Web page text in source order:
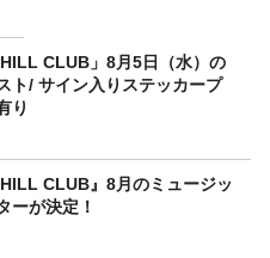
CLUB」8月5日（水）の
ト/ サイン入りステッカープ
り
CLUB』8月のミュージッ
ーが決定！